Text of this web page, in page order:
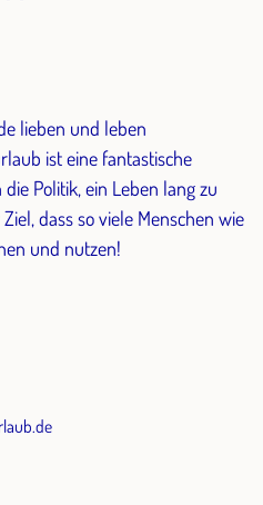
lieben und leben
ist eine fantastische
Politik, ein Leben lang zu
dass so viele Menschen wie
und nutzen!